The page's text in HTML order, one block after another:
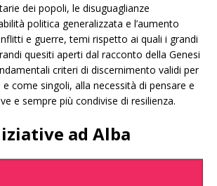
dei popoli, le disuguaglianze
politica generalizzata e l’aumento
e guerre, temi rispetto ai quali i grandi
quesiti aperti dal racconto della Genesi
criteri di discernimento validi per
come singoli, alla necessità di pensare e
e sempre più condivise di resilienza.
ad Alba